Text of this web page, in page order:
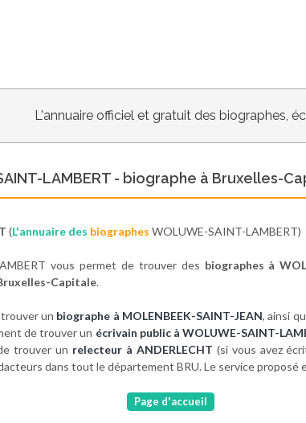
L'annuaire officiel et gratuit des biographes,
LAMBERT - biographe à Bruxelles-
(L'annuaire des biographes WOLUWE-SAINT-LAMBERT)
vous permet de trouver des biographes à
Capitale.
un biographe à MOLENBEEK-SAINT-JEAN, ainsi
de trouver un écrivain public à WOLUWE-SAINT-
trouver un relecteur à ANDERLECHT (si vous avez
dans tout le département BRU. Le service proposé
Page d'accueil